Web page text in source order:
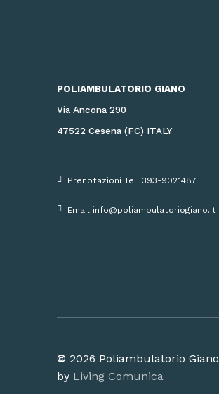
POLIAMBULATORIO GIANO
Via Ancona 290
47522 Cesena (FC) ITALY
Prenotazioni Tel. 393-9021487
Email info@poliambulatoriogiano.it
© 2026 Poliambulatorio
by Living Comunica